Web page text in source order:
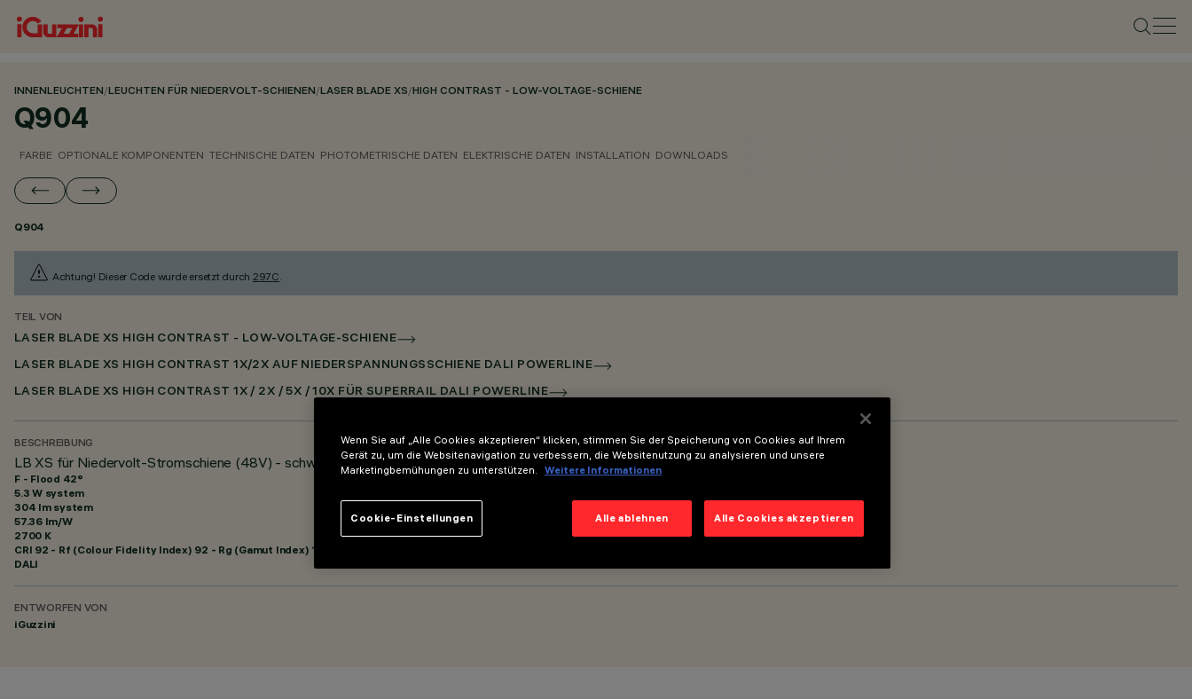
INNENLEUCHTEN/LEUCHTEN FÜR NIEDERVOLT-SCHIENEN/LASER BLADE XS/HIGH CONTRAST - LOW-VOLTAGE-SCHIENE
Q904
FARBE OPTIONALE KOMPONENTEN TECHNISCHE DATEN PHOTOMETRISCHE DATEN ELEKTRISCHE DATEN INSTALLATION DOWNLOADS
Q904
Achtung! Dieser Code wurde ersetzt durch 297C.
TEIL VON
LASER BLADE XS HIGH CONTRAST - LOW-VOLTAGE-SCHIENE
LASER BLADE XS HIGH CONTRAST 1X/2X AUF NIEDERSPANNUNGSSCHIENE DALI POWERLINE
LASER BLADE XS HIGH CONTRAST 1X / 2X / 5X / 10X FÜR SUPERRAIL DALI POWERLINE
BESCHREIBUNG
LB XS für Niedervolt-Stromschiene (48V) - schwenkbar - HC 2 Strahler - Flood Beam
F - Flood 42°
5.3 W system
304 lm system
57.36 lm/W
2700 K
CRI 92 - Rf (Colour Fidelity Index) 92 - Rg (Gamut Index) 102
DALI
ENTWORFEN VON
iGuzzini
Wenn Sie auf „Alle Cookies akzeptieren“ klicken, stimmen Sie der Speicherung von Cookies auf Ihrem
Gerät zu, um die Websitenavigation zu verbessern, die Websitenutzung zu analysieren und unsere
Marketingbemühungen zu unterstützen.
Weitere Informationen
Alle ablehnen Alle Cookies akzeptieren
Cookie-Einstellungen